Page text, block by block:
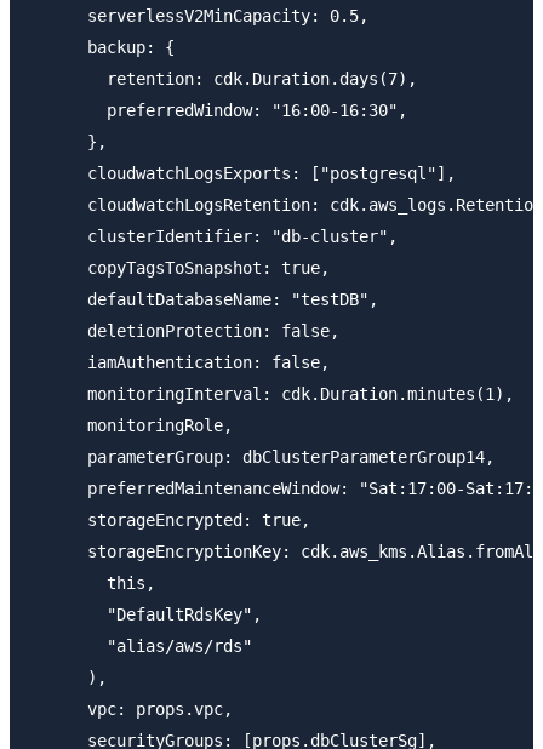
      serverlessV2MinCapacity: 0.5,
      backup: {
        retention: cdk.Duration.days(7),
        preferredWindow: "16:00-16:30",
      },
      cloudwatchLogsExports: ["postgresql"],
cloudwatchLogsRetention:
      clusterIdentifier: "db-cluster",
      copyTagsToSnapshot: true,
      defaultDatabaseName: "testDB",
      deletionProtection: false,
      iamAuthentication: false,
      monitoringInterval: cdk.Duration.minutes(1),
      monitoringRole,
      parameterGroup: dbClusterParameterGroup14,
preferredMaintenanceWindow: "Sat:17:00-
      storageEncrypted: true,
storageEncryptionKey:
        this,
        "DefaultRdsKey",
        "alias/aws/rds"
      ),
      vpc: props.vpc,
      securityGroups: [props.dbClusterSg],